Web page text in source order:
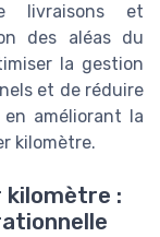
livraisons et
des aléas du
la gestion
et de réduire
améliorant la
kilomètre.
kilomètre :